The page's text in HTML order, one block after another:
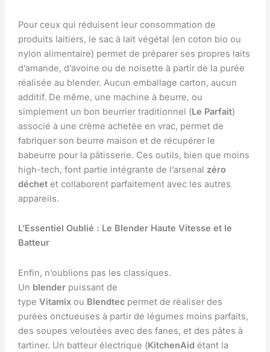
Pour ceux qui réduisent leur consommation de
produits laitiers, le sac à lait végétal (en coton bio ou
nylon alimentaire) permet de préparer ses propres laits
d’amande, d’avoine ou de noisette à partir de la purée
réalisée au blender. Aucun emballage carton, aucun
additif. De même, une machine à beurre, ou
simplement un bon beurrier traditionnel (Le Parfait)
associé à une crème achetée en vrac, permet de
fabriquer son beurre maison et de récupérer le
babeurre pour la pâtisserie. Ces outils, bien que moins
high-tech, font partie intégrante de l’arsenal zéro
déchetet collaborent parfaitement avec les autres
appareils.
L’Essentiel Oublié : Le Blender Haute Vitesse et le
Batteur
Enfin, n’oublions pas les classiques.
Un blenderpuissant de
type Vitamixou Blendtecpermet de réaliser des
purées onctueuses à partir de légumes moins parfaits,
des soupes veloutées avec des fanes, et des pâtes à
tartiner. Un batteur électrique (KitchenAid étant la